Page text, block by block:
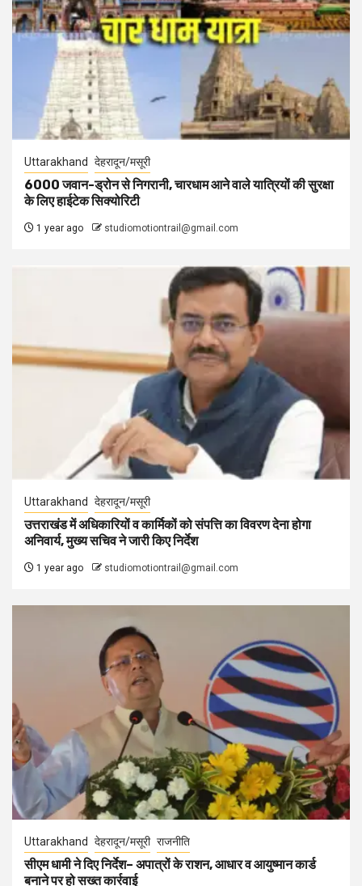
Uttarakhand देहरादून/मसूरी
6000 जवान-ड्रोन से निगरानी, चारधाम आने वाले यात्रियों की सुरक्षा
के लिए हाईटेक सिक्योरिटी
1 year ago studiomotiontrail@gmail.com
Uttarakhand देहरादून/मसूरी
उत्तराखंड में अधिकारियों व कार्मिकों को संपत्ति का विवरण देना होगा
अनिवार्य, मुख्य सचिव ने जारी किए निर्देश
1 year ago studiomotiontrail@gmail.com
Uttarakhand देहरादून/मसूरी राजनीति
सीएम धामी ने दिए निर्देश– अपात्रों के राशन, आधार व आयुष्मान कार्ड
बनाने पर हो सख्त कार्रवाई